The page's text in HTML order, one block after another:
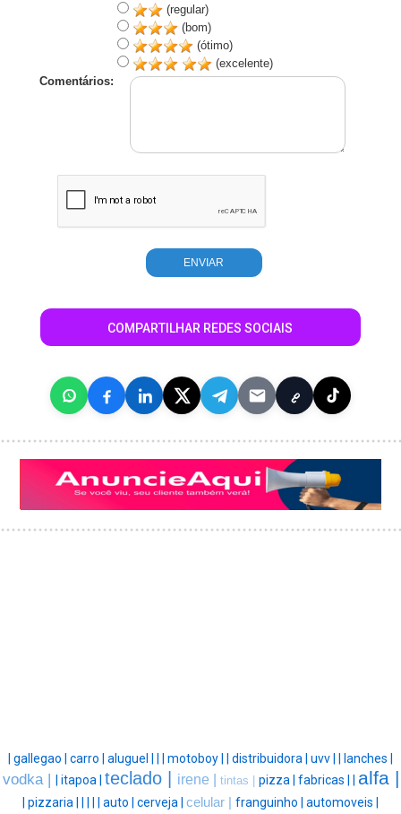
(regular)
(bom)
(ótimo)
(excelente)
Comentários:
COMPARTILHAR REDES SOCIAIS
gallegao | carro | aluguel | motoboy | distribuidora | uvv | lanches |
vodka | itapoa | teclado | irene | tintas | pizza | fabricas | alfa |
pizzaria | auto | cerveja | celular | franguinho | automoveis |